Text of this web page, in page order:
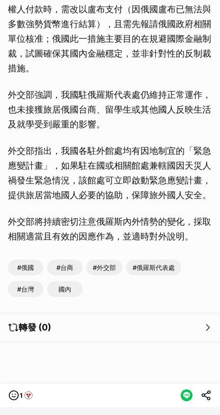
權人付款時，需改以盧布支付（因俄國盧布已無法與
多數強勢貨幣進行結算），且需先報請俄國政府相關
單位核准；俄國此一措施主要目的在規避國際金融制
裁，試圖確保其國內金融穩定，並非針對性的反制裁
措施。
外交部強調，我國駐俄羅斯代表處仍維持正常運作，
也未接獲旅居俄國台商、留學生或其他國人反映生活
及就學受到嚴重的影響。
外交部指出，我國各駐外館處均有因地制宜的「緊急
應變計畫」，如果駐在國或相關館處兼轄國因天災人
禍發生緊急情況，該館處可立即啟動緊急應變計畫，
提供旅居當地國人必要的協助，保障旅外國人安全。
外交部將持續密切注意俄羅斯內外情勢的變化，採取
相關適當且有效的因應作為，並適時對外說明。
#俄國 #台商 #外交部 #俄羅斯代表處
#台灣 國內
轉發 (0)
1